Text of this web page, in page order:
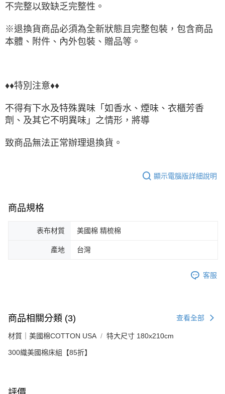
不完整以致缺乏完整性。
※退換貨商品必須為全新狀態且完整包裝，包含商品
本體、附件、內外包裝、贈品等。
♦♦特別注意♦♦
不得有下水及特殊異味「如香水、煙味、衣櫃芳香
劑、及其它不明異味」之情形，將導
致商品無法正常辦理退換貨。
顯示電腦版詳細說明
商品規格
表布材質 美國棉 精梳棉
產地 台灣
客服
商品相關分類 (3) 查看全部
材質｜美國棉COTTON USA 特大尺寸 180x210cm
300織美國棉床組【85折】